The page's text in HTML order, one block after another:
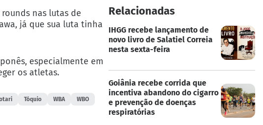
nas lutas de
já que sua luta tinha
especialmente em
os atletas.
Tóquio WBA WBO
Relacionadas
IHGG recebe lançamento de
novo livro de Salatiel Correia
nesta sexta-feira
Goiânia recebe corrida que
incentiva abandono do cigarro
e prevenção de doenças
respiratórias